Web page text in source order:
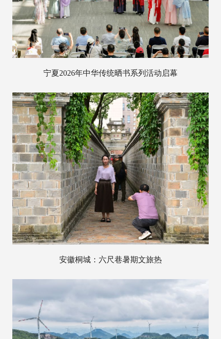
宁夏2026年中华传统晒书系列活动启幕
安徽桐城：六尺巷暑期文旅热